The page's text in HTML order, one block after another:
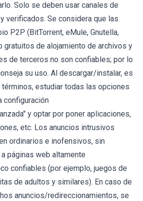
Solo se deben usar canales de
verificados. Se considera que las
P2P (BitTorrent, eMule, Gnutella,
gratuitos de alojamiento de archivos y
de terceros no son confiables; por lo
su uso. Al descargar/instalar, es
estudiar todas las opciones
configuración
y optar por poner aplicaciones,
etc. Los anuncios intrusivos
ordinarios e inofensivos, sin
páginas web altamente
confiables (por ejemplo, juegos de
de adultos y similares). En caso de
anuncios/redireccionamientos, se